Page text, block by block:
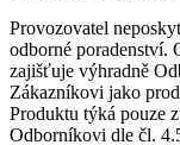
Provozovatel
odborné poradenství.
zajišťuje výhradně
Zákazníkovi jako
Produktu týká pouze
Odborníkovi dle čl.